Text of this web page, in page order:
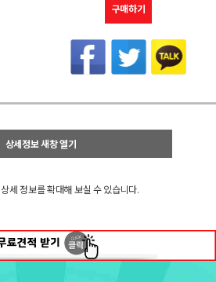
구매하기
상세정보 새창 열기
상세 정보를 확대해 보실 수 있습니다.